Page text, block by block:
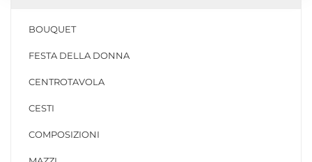
BOUQUET
FESTA DELLA DONNA
CENTROTAVOLA
CESTI
COMPOSIZIONI